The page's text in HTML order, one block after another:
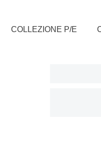
COLLEZIONE P/E